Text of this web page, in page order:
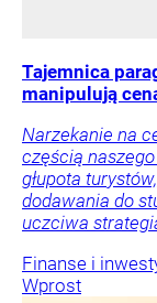
Tajemnica
manipulują
Narzekanie na
częścią
głupota
dodawania do
uczciwa
Finanse i
Wprost